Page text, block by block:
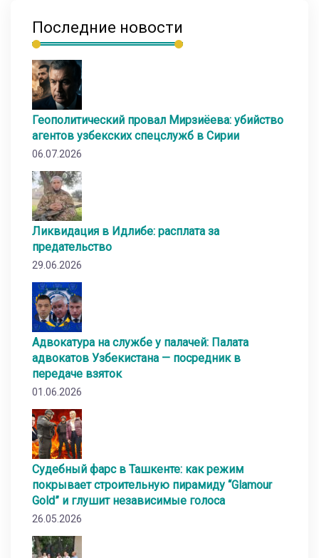
Последние новости
Геополитический провал Мирзиёева: убийство
агентов узбекских спецслужб в Сирии
06.07.2026
Ликвидация в Идлибе: расплата за
предательство
29.06.2026
Адвокатура на службе у палачей: Палата
адвокатов Узбекистана — посредник в
передаче взяток
01.06.2026
Судебный фарс в Ташкенте: как режим
покрывает строительную пирамиду “Glamour
Gold” и глушит независимые голоса
26.05.2026